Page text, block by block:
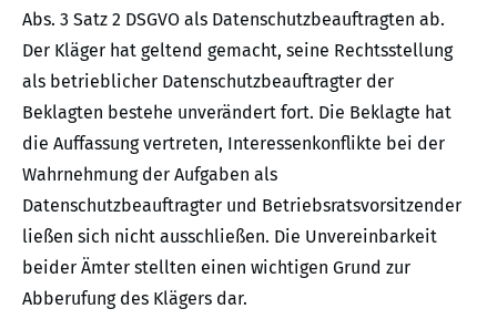
Abs. 3 Satz 2 DSGVO als Datenschutzbeauftragten ab.
Der Kläger hat geltend gemacht, seine Rechtsstellung
als betrieblicher Datenschutzbeauftragter der
Beklagten bestehe unverändert fort. Die Beklagte hat
die Auffassung vertreten, Interessenkonflikte bei der
Wahrnehmung der Aufgaben als
Datenschutzbeauftragter und Betriebsratsvorsitzender
ließen sich nicht ausschließen. Die Unvereinbarkeit
beider Ämter stellten einen wichtigen Grund zur
Abberufung des Klägers dar.